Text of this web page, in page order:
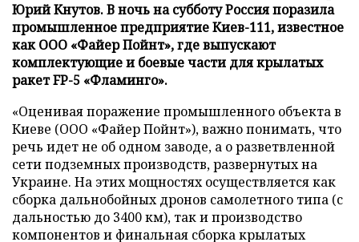
Юрий Кнутов. В ночь на субботу Россия поразила
промышленное предприятие Киев-111, известное
как ООО «Файер Пойнт», где выпускают
комплектующие и боевые части для крылатых
ракет FP-5 «Фламинго».
«Оценивая поражение промышленного объекта в
Киеве (ООО «Файер Пойнт»), важно понимать, что
речь идет не об одном заводе, а о разветвленной
сети подземных производств, развернутых на
Украине. На этих мощностях осуществляется как
сборка дальнобойных дронов самолетного типа (с
дальностью до 3400 км), так и производство
компонентов и финальная сборка крылатых